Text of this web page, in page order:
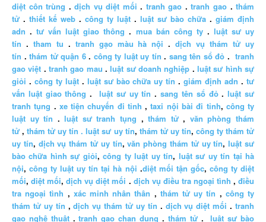
diệt côn trùng .dịch vụ diệt mối . tranh gao .tranh gao .thám
tử . thiết kế web . công ty luật . luật sư bào chữa . giám định
adn .tư vấn luật giao thông . mua bán công ty. luật sư uy
tín . tham tu . tranh gạo màu hà nội .dịch vụ thám tử uy
tín .thám tử quận 6. công ty luật uy tín . sang tên sổ đỏ .tranh
gao việt .tranh gao mau .luật sư doanh nghiệp .luật sư hình sự
giỏi . công ty luật. luật sư bào chữa uy tín .giám định adn .tư
vấn luật giao thông . luật sư uy tín .sang tên sổ đỏ.luật sư
tranh tụng . xe tiện chuyến đi tỉnh ,taxi nội bài đi tỉnh, công ty
luật uy tín .luật sư tranh tụng ,thám tử, văn phòng thám
tử ,thám tử uy tín . luật sư uy tín, thám tử uy tín, công ty thám tử
uy tín, dịch vụ thám tử uy tín,văn phòng thám tử uy tín,luật sư
bào chữa hình sự giỏi,công ty luật uy tín, luật sư uy tín tại hà
nội,công ty luật uy tín tại hà nội .diệt mối tận gốc, công ty diệt
mối,diệt mối,dịch vụ diệt mối . dịch vụ điều tra ngoại tình ,điều
tra ngoại tình , xác minh nhân thân , thám tử uy tín , công ty
thám tử uy tín ,dịch vụ thám tử uy tín . dịch vụ diệt mối .tranh
gao nghệ thuật.tranh gao chan dung . thám tử.luật sư bào